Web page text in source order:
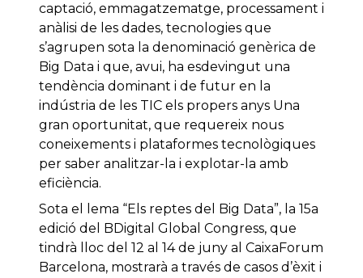
captació, emmagatzematge, processament i
anàlisi de les dades, tecnologies que
s’agrupen sota la denominació genèrica de
Big Data i que, avui, ha esdevingut una
tendència dominant i de futur en la
indústria de les TIC els propers anys Una
gran oportunitat, que requereix nous
coneixements i plataformes tecnològiques
per saber analitzar-la i explotar-la amb
eficiència.
Sota el lema “Els reptes del Big Data”, la 15a
edició del BDigital Global Congress, que
tindrà lloc del 12 al 14 de juny al CaixaForum
Barcelona, mostrarà a través de casos d’èxit i